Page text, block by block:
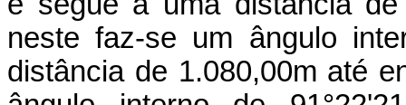
neste faz-se um ângulo
distância de 1.080,00m até